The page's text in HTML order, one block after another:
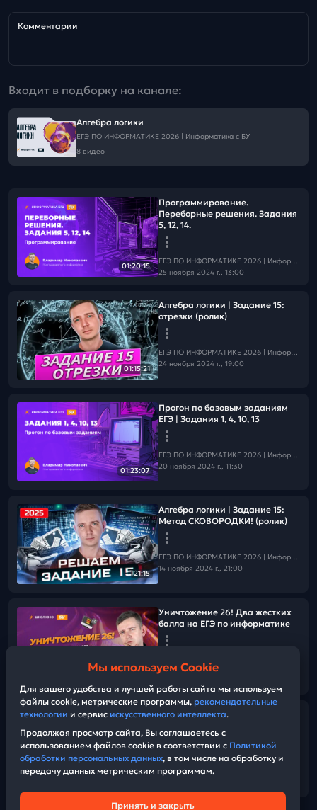
Комментарии
Входит в подборку на канале:
Алгебра логики
ЕГЭ ПО ИНФОРМАТИКЕ 2026 | Информатика с БУ
8 видео
01:20:15
Программирование.
Переборные решения. Задания
5, 12, 14.
ЕГЭ ПО ИНФОРМАТИКЕ 2026 | Информатика с БУ
25 ноября 2024 г., 13:00
01:15:21
Алгебра логики | Задание 15:
отрезки (ролик)
ЕГЭ ПО ИНФОРМАТИКЕ 2026 | Информатика с БУ
24 ноября 2024 г., 19:00
01:23:07
Прогон по базовым заданиям
ЕГЭ | Задания 1, 4, 10, 13
ЕГЭ ПО ИНФОРМАТИКЕ 2026 | Информатика с БУ
20 ноября 2024 г., 11:30
21:15
Алгебра логики | Задание 15:
Метод СКОВОРОДКИ! (ролик)
ЕГЭ ПО ИНФОРМАТИКЕ 2026 | Информатика с БУ
14 ноября 2024 г., 21:00
Уничтожение 26! Два жестких
балла на ЕГЭ по информатике
10 ноября 2024 г., 14:00
01:19:36
Программирование. Модули.
(turtle).
Мы используем Cookie
Для вашего удобства и лучшей работы сайта мы используем
файлы cookie, метрические программы, рекомендательные
технологии и сервис искусственного интеллекта.
Продолжая просмотр сайта, Вы соглашаетесь с
использованием файлов cookie в соответствии с Политикой
обработки персональных данных, в том числе на обработку и
передачу данных метрическим программам.
Принять и закрыть